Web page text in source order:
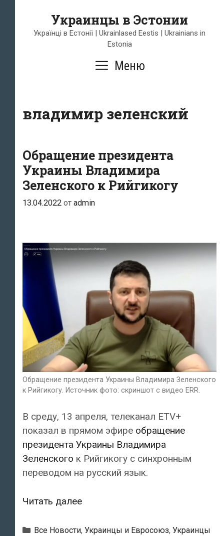
содержимому
Украинцы в Эстонии
Українці в Естонії | Ukrainlased Eestis | Ukrainians in
Estonia
Меню
владимир зеленский
Обращение президента
Украины Владимира
Зеленского к Рийгикогу
13.04.2022 от admin
Обращение президента Украины Владимира Зеленского
к Рийгикогу. Источник фото: скриншот с видео ERR.
В среду, 13 апреля, телеканал ETV+
показал в прямом эфире обращение
президента Украины Владимира
Зеленского к Рийгикогу с синхронным
переводом на русский язык.
Читать далееОбращение
Украины
Рубрики
Все Новости, Украинцы и Евросоюз, Украинцы